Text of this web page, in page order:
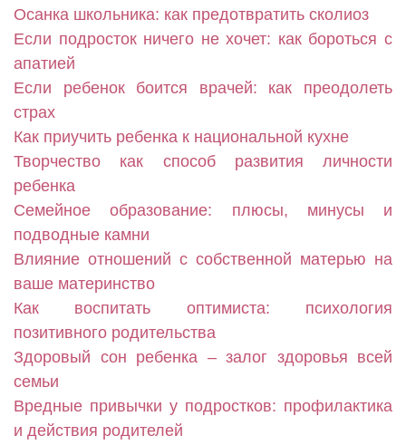
Осанка школьника: как предотвратить сколиоз
Если подросток ничего не хочет: как бороться с
апатией
Если ребенок боится врачей: как преодолеть
страх
Как приучить ребенка к национальной кухне
Творчество как способ развития личности
ребенка
Семейное образование: плюсы, минусы и
подводные камни
Влияние отношений с собственной матерью на
ваше материнство
Как воспитать оптимиста: психология
позитивного родительства
Здоровый сон ребенка – залог здоровья всей
семьи
Вредные привычки у подростков: профилактика
и действия родителей